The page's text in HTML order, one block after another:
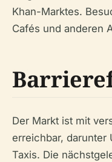
Khan-Marktes.
Cafés und anderen
Der Markt ist mit
erreichbar, darunter
Taxis. Die